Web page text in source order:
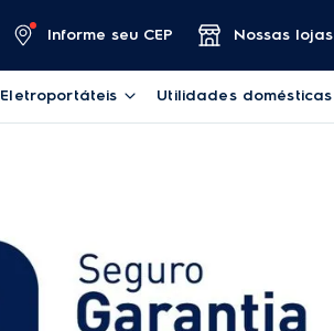
Informe seu CEP Nossas lojas
Eletroportáteis Utilidades domésticas